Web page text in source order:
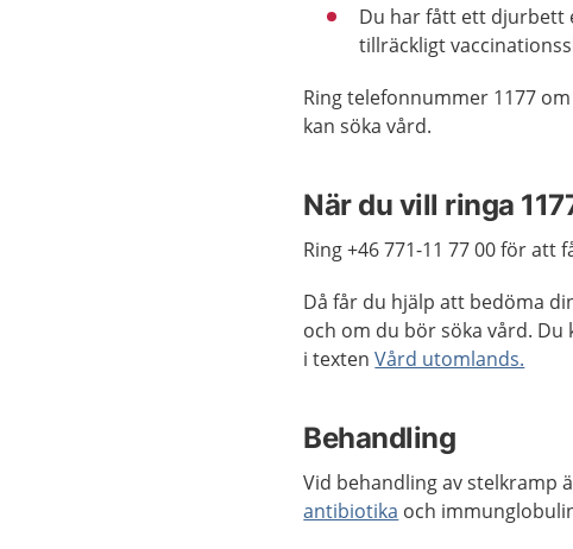
Du har fått ett djurbett
tillräckligt
Ring telefonnummer 1177
kan söka vård.
När du vill ringa
Ring +46 771-11 77 00 för att
Då får du hjälp att bedöma
och om du bör söka vård.
i textenVård utomlands.
Behandling
Vid behandling av stelkramp
antibiotika och